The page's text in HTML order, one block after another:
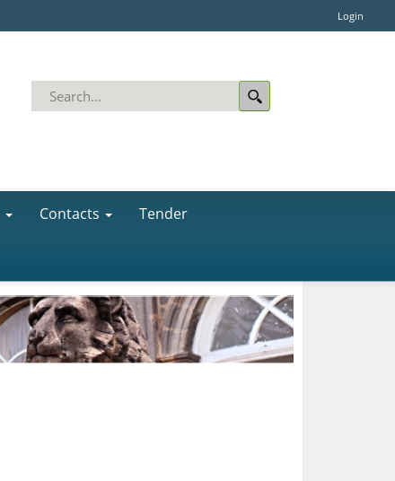
Login
Contacts Tender